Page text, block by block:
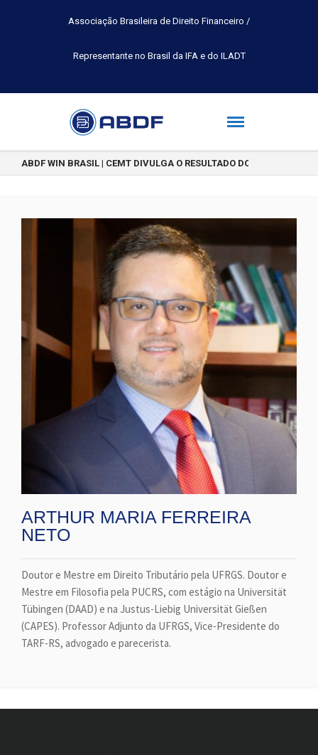
Associação Brasileira de Direito Financeiro /
Representante no Brasil da IFA e do ILADT
ABDF WIN BRASIL | CEMT DIVULGA O RESULTADO DO CONCURSO
ARTHUR MARIA FERREIRA
NETO
Doutor e Mestre em Direito Tributário pela UFRGS. Doutor e
Mestre em Filosofia pela PUCRS, com estágio na Universität
Tübingen (DAAD) e na Justus-Liebig Universität Gießen
(CAPES). Professor Adjunto da UFRGS, Vice-Presidente do
TARF-RS, advogado e parecerista.